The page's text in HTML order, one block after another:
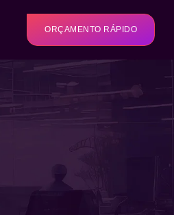
ORÇAMENTO RÁPIDO